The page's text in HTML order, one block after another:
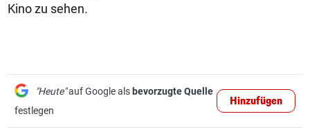
Kino zu sehen.
"Heute"auf Google als bevorzugte Quelle
festlegen
Hinzufügen